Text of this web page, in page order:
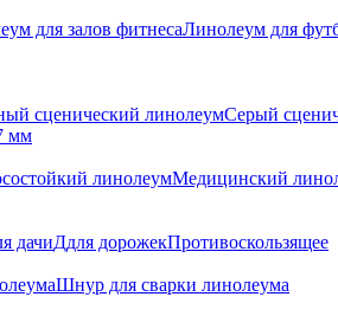
для залов фитнесаЛинолеум для
сценический линолеумСерый
мм
линолеумМедицинский
дачиДдля дорожекПротивоскользящее
Шнур для сварки линолеума